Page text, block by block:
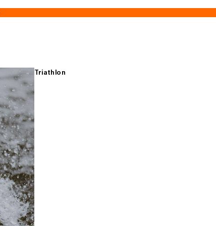
Triathlon